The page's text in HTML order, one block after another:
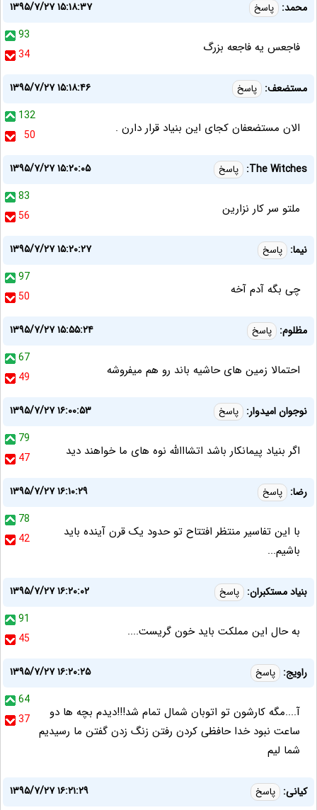
محمد: پاسخ
۱۳۹۵/۷/۲۷ ۱۵:۱۸:۳۷
93
34
فاجعس یه فاجعه بزرگ
مستضعف: پاسخ
۱۳۹۵/۷/۲۷ ۱۵:۱۸:۴۶
132
50
الان مستضعفان کجای این بنیاد قرار دارن .
The Witches: پاسخ
۱۳۹۵/۷/۲۷ ۱۵:۲۰:۰۵
83
56
ملتو سر کار نزارین
نیما: پاسخ
۱۳۹۵/۷/۲۷ ۱۵:۲۰:۲۷
97
50
چی بگه آدم آخه
مظلوم: پاسخ
۱۳۹۵/۷/۲۷ ۱۵:۵۵:۲۴
67
49
احتمالا زمین های حاشیه باند رو هم میفروشه
نوجوان امیدوار: پاسخ
۱۳۹۵/۷/۲۷ ۱۶:۰۰:۵۳
79
47
اگر بنیاد پیمانکار باشد اتشااالله نوه های ما خواهند دید
رضا: پاسخ
۱۳۹۵/۷/۲۷ ۱۶:۱۰:۲۹
78
42
با این تفاسیر منتظر افتتاح تو حدود یک قرن آینده باید
باشیم...
بنیاد مستکبران: پاسخ
۱۳۹۵/۷/۲۷ ۱۶:۲۰:۰۲
91
45
به حال این مملکت باید خون گریست....
راویج: پاسخ
۱۳۹۵/۷/۲۷ ۱۶:۲۰:۲۵
64
37
آ....مگه کارشون تو اتوبان شمال تمام شد!!!دیدم بچه ها دو
ساعت نبود خدا حافظی کردن رفتن زنگ زدن گفتن ما رسیدیم
شما لیم
کیانی: پاسخ
۱۳۹۵/۷/۲۷ ۱۶:۲۱:۲۹